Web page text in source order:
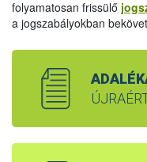
folyamatosan frissülő
a jogszabályokban